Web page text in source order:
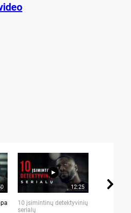
12:25
10 įsimintinų detektyvinių
serialų